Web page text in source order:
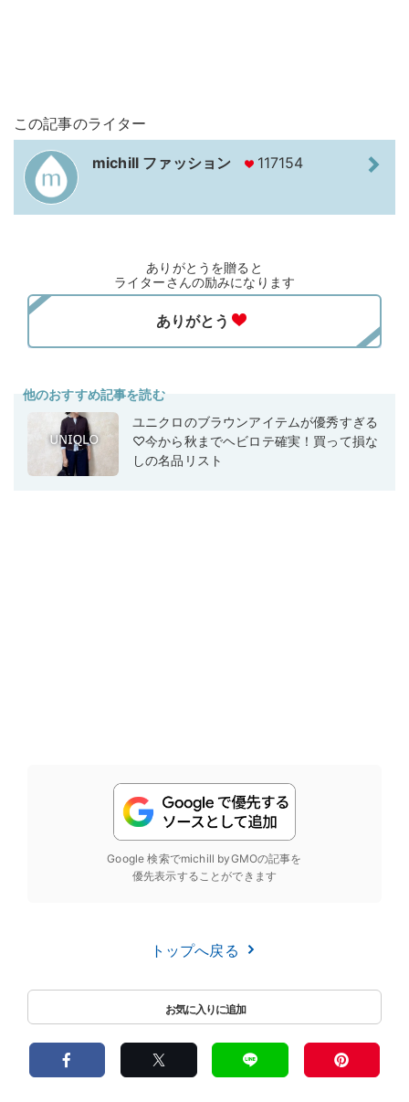
この記事のライター
michill ファッション 117154
ありがとうを贈ると
ライターさんの励みになります
他のおすすめ記事を読む
ユニクロのブラウンアイテムが優秀すぎる
♡今から秋までヘビロテ確実！買って損な
しの名品リスト
Google 検索でmichill byGMOの記事を
優先表示することができます
トップへ戻る